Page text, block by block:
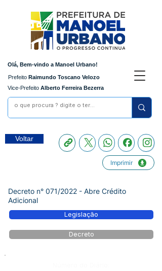
Olá, Bem-vindo a Manoel Urbano!
Prefeito Raimundo Toscano Velozo
Vice-Prefeito Alberto Ferreira Bezerra
Voltar
Imprimir
Decreto n° 071/2022 - Abre Crédito
Adicional
Legislação
Decreto